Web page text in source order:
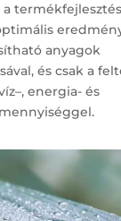
anyagok
és csak a
energia- és